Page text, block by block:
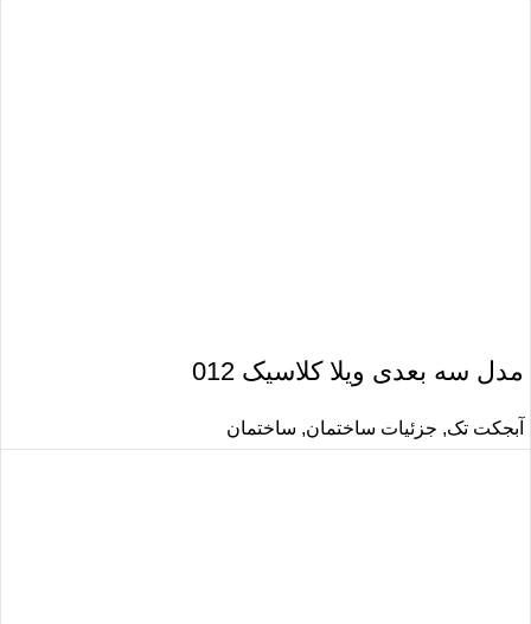
مدل سه بعدی ویلا کلاسیک 012
آبجکت تک, جزئیات ساختمان, ساختمان